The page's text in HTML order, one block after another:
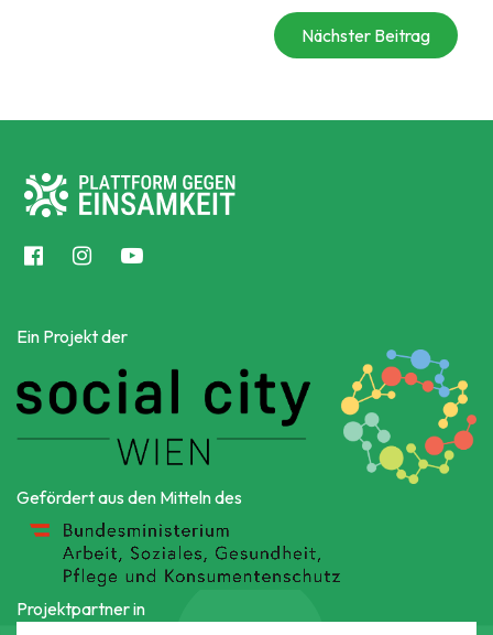
Nächster Beitrag
Ein Projekt der
Gefördert aus den Mitteln des
Projektpartner in